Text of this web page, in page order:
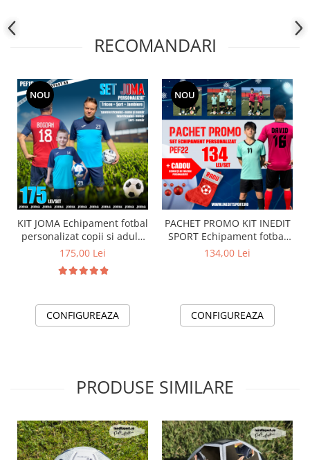
RECOMANDARI
NOU
KIT JOMA Echipament fotbal
personalizat copii si adulti
PEF18
175,00 Lei
CONFIGUREAZA
NOU
PACHET PROMO KIT INEDIT
SPORT Echipament fotbal
personalizat copii si adulti
134,00 Lei
CONFIGUREAZA
PRODUSE SIMILARE